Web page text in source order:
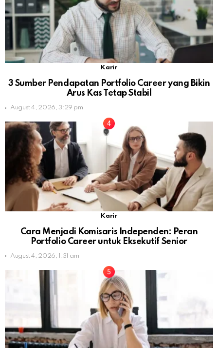
Karir
3 Sumber Pendapatan Portfolio Career yang Bikin
Arus Kas Tetap Stabil
August 4, 2026, 3:29 pm
Karir
Cara Menjadi Komisaris Independen: Peran
Portfolio Career untuk Eksekutif Senior
August 4, 2026, 1:31 am